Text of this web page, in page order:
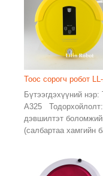
Тоос сорогч робот
Бүтээгдэхүүний нэр:
A325
дэвшилтэт
(салбартаа хамгийн